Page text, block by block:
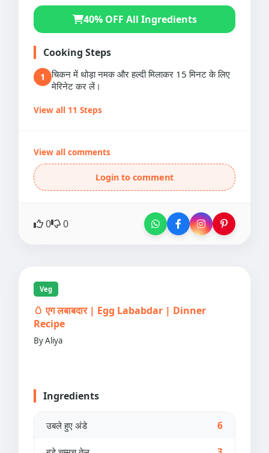
40% OFF All Ingredients
Cooking Steps
1
चिकन में थोड़ा नमक और हल्दी मिलाकर 15 मिनट के लिए
मेरिनेट कर लें।
View all 11 Steps
View all comments
Login to comment
0 0
Veg
🥚 एग लबाबदार | Egg Lababdar | Dinner
Recipe
By Aliya
Ingredients
उबले हुए अंडे 6